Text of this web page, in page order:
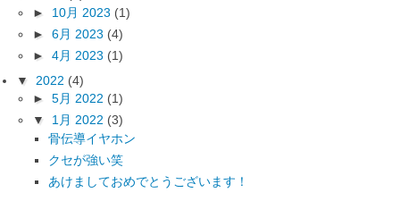
► 10月 2023 (1)
► 6月 2023 (4)
► 4月 2023 (1)
▼ 2022 (4)
► 5月 2022 (1)
▼ 1月 2022 (3)
骨伝導イヤホン
クセが強い笑
あけましておめでとうございます！